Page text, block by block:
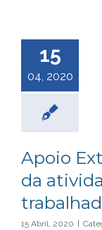
15
04, 2020
Apoio
da
15 Abril, 2020